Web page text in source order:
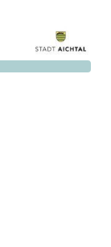
12.288 €
fehlen noch